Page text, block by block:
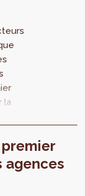
la
agences